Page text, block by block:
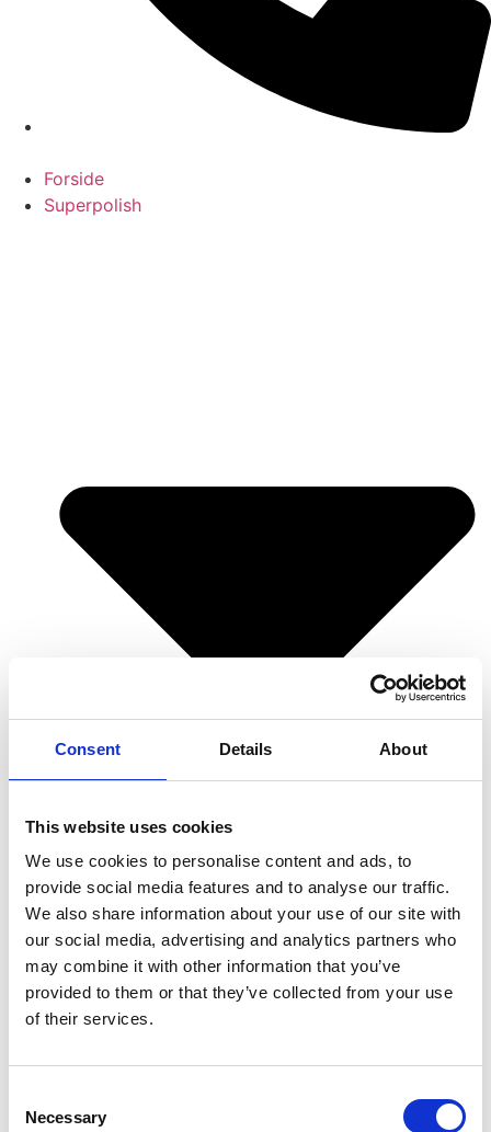
Consent Details About
This website uses cookies
We use cookies to personalise content and ads, to
provide social media features and to analyse our traffic.
We also share information about your use of our site with
our social media, advertising and analytics partners who
may combine it with other information that you’ve
provided to them or that they’ve collected from your use
of their services.
Selection
Necessary
Forside
Superpolish
Superpolish
Spørgsmål og svar
Superpolish på bilen
Superpolish på båden
Superpolish i hjemmet